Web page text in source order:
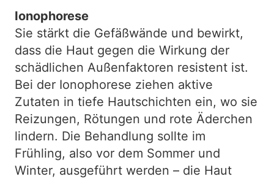
Ionophorese
Sie stärkt die Gefäßwände und bewirkt,
dass die Haut gegen die Wirkung der
schädlichen Außenfaktoren resistent ist.
Bei der Ionophorese ziehen aktive
Zutaten in tiefe Hautschichten ein, wo sie
Reizungen, Rötungen und rote Äderchen
lindern. Die Behandlung sollte im
Frühling, also vor dem Sommer und
Winter, ausgeführt werden – die Haut